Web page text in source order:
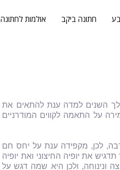
חתונה ביקב אולמות לחתונה
עושה את שלו, ובמהלך השנים למדה ענת להתאים את
על התאמה לקווים המודרניים
לכן, מקפידה ענת על יחס חם
את יופיה החיצוני ואת יופיה
ונינוחה, ולכן היא שמה דגש על